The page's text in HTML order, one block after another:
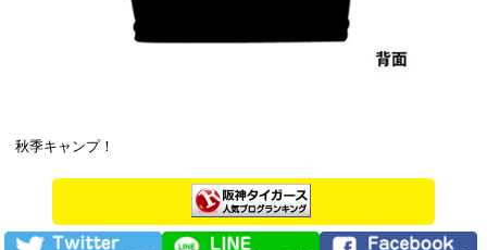
秋季キャンプ！